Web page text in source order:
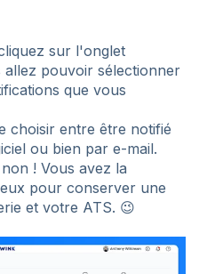
sur l'onglet
allez pouvoir sélectionner
que vous
choisir entre être notifié
ou bien par e-mail.
! Vous avez la
pour conserver une
et votre ATS. 😉